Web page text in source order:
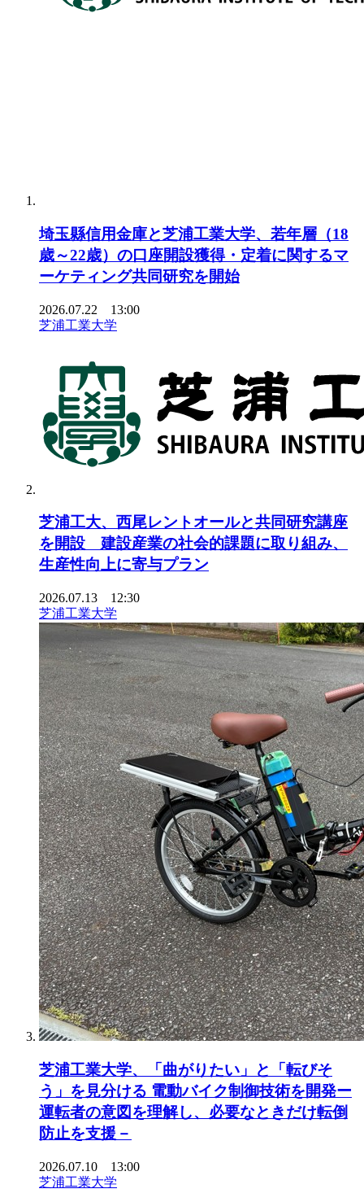
埼玉縣信用金庫と芝浦工業大学、若年層（18
歳～22歳）の口座開設獲得・定着に関するマ
ーケティング共同研究を開始
2026.07.22 13:00
芝浦工業大学
芝浦工大、西尾レントオールと共同研究講座
を開設 建設産業の社会的課題に取り組み、
生産性向上に寄与プラン
2026.07.13 12:30
芝浦工業大学
芝浦工業大学、「曲がりたい」と「転びそ
う」を見分ける 電動バイク制御技術を開発ー
運転者の意図を理解し、必要なときだけ転倒
防止を支援－
2026.07.10 13:00
芝浦工業大学